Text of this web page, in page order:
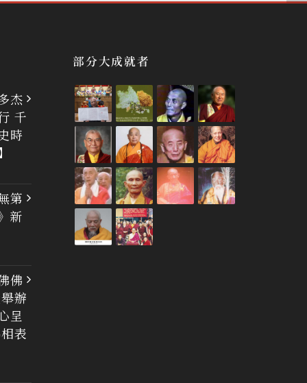
杰
千
時
第
新
佛
辦
呈
表
部分大成就者